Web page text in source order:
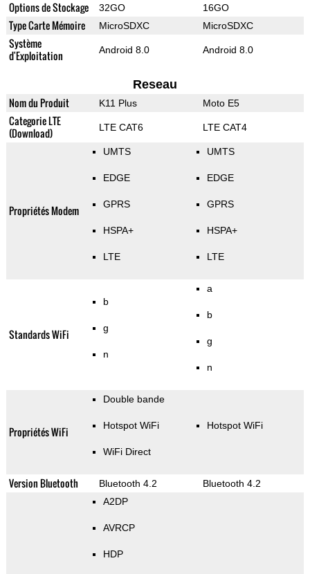
Options de Stockage 32GO 16GO
Type Carte Mémoire MicroSDXC MicroSDXC
Système
d'Exploitation
Android 8.0 Android 8.0
Reseau
Nom du Produit K11 Plus Moto E5
Categorie LTE
(Download)
LTE CAT6 LTE CAT4
Propriétés Modem
UMTS
EDGE
GPRS
HSPA+
LTE
UMTS
EDGE
GPRS
HSPA+
LTE
Standards WiFi
b
g
n
a
b
g
n
Propriétés WiFi
Double bande
Hotspot WiFi
WiFi Direct
Hotspot WiFi
Version Bluetooth Bluetooth 4.2 Bluetooth 4.2
A2DP
AVRCP
HDP